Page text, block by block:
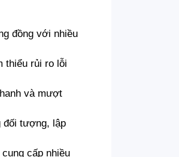
đồng với nhiều
thiểu rủi ro lỗi
và mượt
đối tượng, lập
cấp nhiều